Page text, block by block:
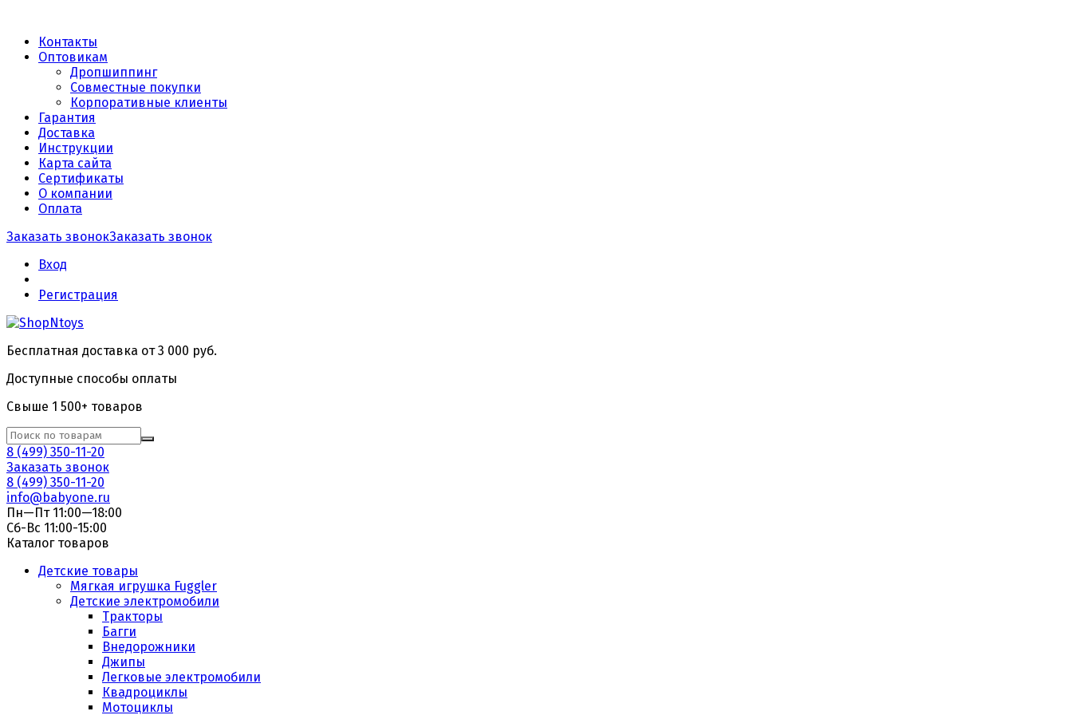
Контакты
Оптовикам
Дропшиппинг
Совместные покупки
Корпоративные клиенты
Гарантия
Доставка
Инструкции
Карта сайта
Сертификаты
О компании
Оплата
Заказать звонокЗаказать звонок
Вход
Регистрация
Бесплатная доставка от 3 000 руб.
Доступные способы оплаты
Свыше 1 500+ товаров
8 (499) 350-11-20
Заказать звонок
8 (499) 350-11-20
info@babyone.ru
Пн—Пт 11:00—18:00
Сб-Вс 11:00-15:00
Каталог товаров
Детские товары
Мягкая игрушка Fuggler
Детские электромобили
Тракторы
Багги
Внедорожники
Джипы
Легковые электромобили
Квадроциклы
Мотоциклы